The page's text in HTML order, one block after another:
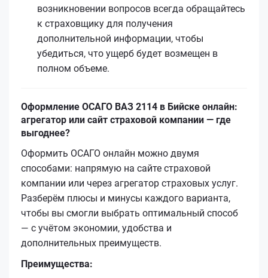
возникновении вопросов всегда обращайтесь
к страховщику для получения
дополнительной информации, чтобы
убедиться, что ущерб будет возмещен в
полном объеме.
Оформление ОСАГО ВАЗ 2114 в Бийске онлайн:
агрегатор или сайт страховой компании — где
выгоднее?
Оформить ОСАГО онлайн можно двумя
способами: напрямую на сайте страховой
компании или через агрегатор страховых услуг.
Разберём плюсы и минусы каждого варианта,
чтобы вы смогли выбрать оптимальный способ
— с учётом экономии, удобства и
дополнительных преимуществ.
Преимущества: